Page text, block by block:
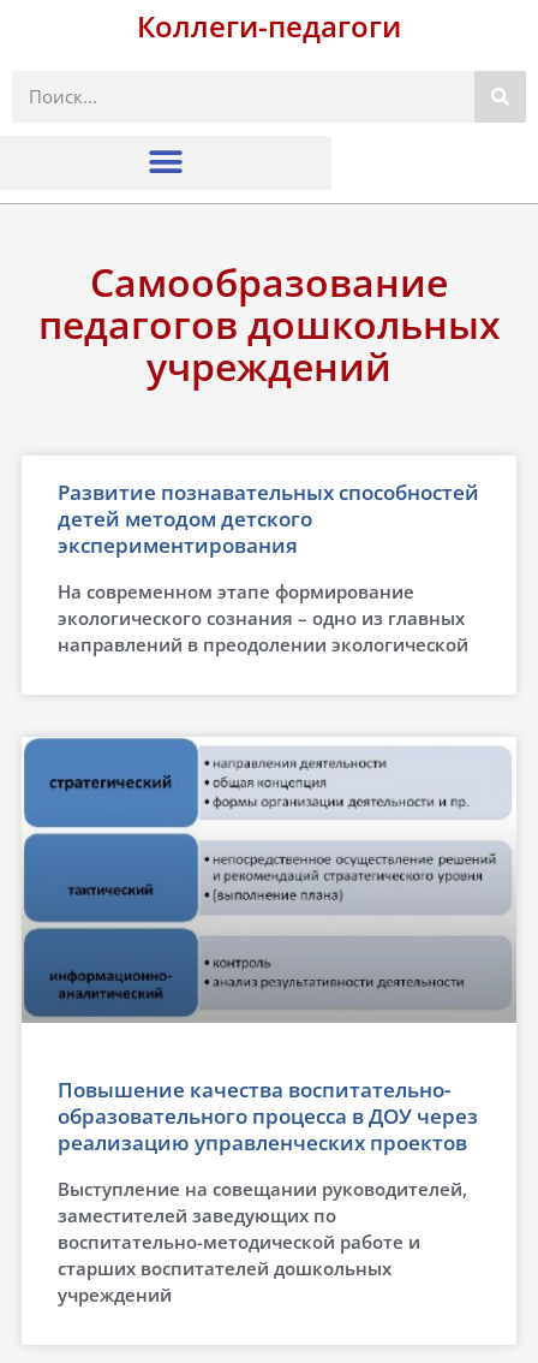
Коллеги-педагоги
Поиск
Самообразование
педагогов дошкольных
учреждений
Развитие познавательных способностей
детей методом детского
экспериментирования
На современном этапе формирование
экологического сознания – одно из главных
направлений в преодолении экологической
Повышение качества воспитательно-
образовательного процесса в ДОУ через
реализацию управленческих проектов
Выступление на совещании руководителей,
заместителей заведующих по
воспитательно-методической работе и
старших воспитателей дошкольных
учреждений